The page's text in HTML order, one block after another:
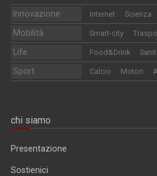
Innovazione Internet Scienza
Mobilità Smart-city
Life Food&Drink
Sport Calcio Motori
chi siamo
Presentazione
Sostienici